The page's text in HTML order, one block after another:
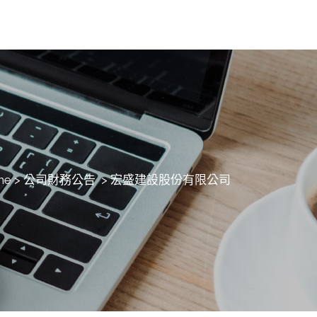
>公司財務公告 >宏盛建設股份有限公司